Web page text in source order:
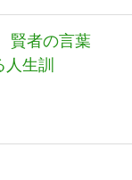
賢者の言葉
生訓